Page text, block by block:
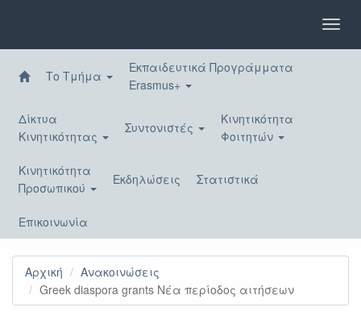
περιεχόμενο
Το Τμήμα
Εκπαιδευτικά Προγράμματα
Erasmus+
Δίκτυα
Κινητικότητας
Συντονιστές
Κινητικότητα
Φοιτητών
Κινητικότητα
Προσωπικού
Εκδηλώσεις Στατιστικά
Επικοινωνία
Αρχική
Ανακοινώσεις
Greek diaspora grants Νέα περίοδος αιτήσεων